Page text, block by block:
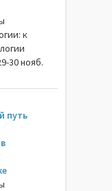
к
30 нояб.
путь